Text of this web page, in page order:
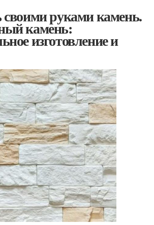
своими руками камень.
камень:
изготовление и